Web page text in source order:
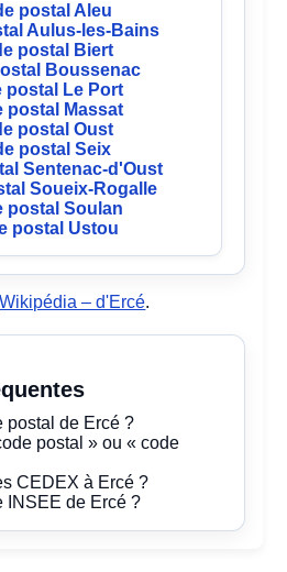
postal Aleu
Aulus-les-Bains
postal Biert
Boussenac
postal Le Port
postal Massat
postal Oust
postal Seix
Sentenac-d'Oust
Soueix-Rogalle
postal Soulan
postal Ustou
Wikipédia – d'Ercé.
postal de Ercé ?
postal » ou « code
CEDEX à Ercé ?
INSEE de Ercé ?